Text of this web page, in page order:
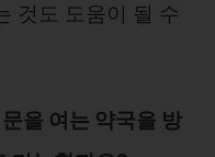
것도 도움이 될 수
을 여는 약국을 방